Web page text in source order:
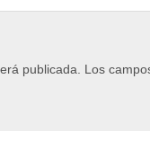
publicada.
Los